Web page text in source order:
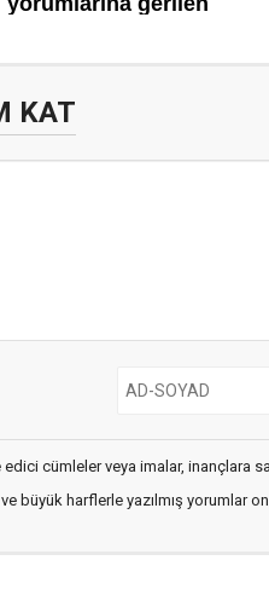
KAT
cümleler veya imalar, inançlara
büyük harflerle yazılmış yorumlar